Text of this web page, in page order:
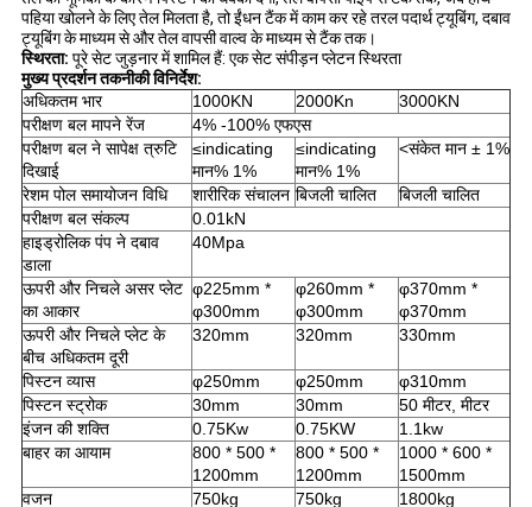
पहिया खोलने के लिए तेल मिलता है, तो ईंधन टैंक में काम कर रहे तरल पदार्थ ट्यूबिंग, दबाव
ट्यूबिंग के माध्यम से और तेल वापसी वाल्व के माध्यम से टैंक तक।
स्थिरता: पूरे सेट जुड़नार में शामिल हैं: एक सेट संपीड़न प्लेटन स्थिरता
मुख्य प्रदर्शन तकनीकी विनिर्देश:
अधिकतम भार
1000KN 2000Kn
3000KN
परीक्षण बल मापने रेंज
4% -100% एफएस
परीक्षण बल ने सापेक्ष त्रुटि
दिखाई
≤indicating
मान% 1%
≤indicating
मान% 1%
<संकेत मान ± 1%
रेशम पोल समायोजन विधि शारीरिक संचालन बिजली चालित
बिजली चालित
परीक्षण बल संकल्प
0.01kN
हाइड्रोलिक पंप ने दबाव
डाला
40Mpa
ऊपरी और निचले असर प्लेट
का आकार
φ225mm *
φ300mm
φ260mm *
φ300mm
φ370mm *
φ370mm
ऊपरी और निचले प्लेट के
बीच अधिकतम दूरी
320mm 320mm 330mm
पिस्टन व्यास φ250mm φ250mm
φ310mm
पिस्टन स्ट्रोक
30mm 30mm
50 मीटर, मीटर
इंजन की शक्ति
0.75Kw 0.75KW
1.1kw
बाहर का आयाम
800 * 500 *
1200mm
800 * 500 *
1200mm
1000 * 600 *
1500mm
वजन
750kg 750kg 1800kg